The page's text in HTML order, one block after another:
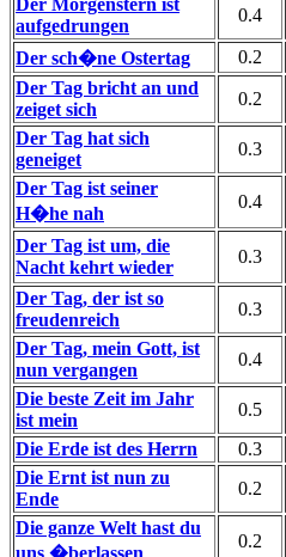
Der Morgenstern ist
aufgedrungen
0.4
Der sch�ne Ostertag 0.2
Der Tag bricht an und
zeiget sich
0.2
Der Tag hat sich
geneiget
0.3
Der Tag ist seiner
H�he nah
0.4
Der Tag ist um, die
Nacht kehrt wieder
0.3
Der Tag, der ist so
freudenreich
0.3
Der Tag, mein Gott, ist
nun vergangen
0.4
Die beste Zeit im Jahr
ist mein
0.5
Die Erde ist des Herrn
0.3
Die Ernt ist nun zu
Ende
0.2
Die ganze Welt hast du
0.2